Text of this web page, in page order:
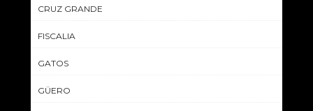
CRUZ GRANDE
FISCALIA
GATOS
GÜERO